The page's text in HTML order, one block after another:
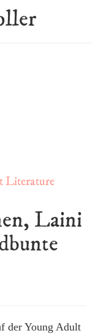
Literature
Laini
der Young Adult